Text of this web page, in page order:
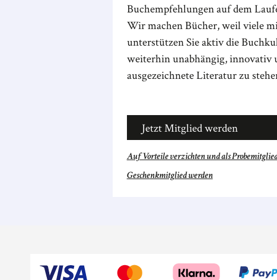
Buchempfehlungen auf dem
Wir machen Bücher, weil viele
unterstützen Sie aktiv die
weiterhin unabhängig, innovativ
ausgezeichnete Literatur zu
Jetzt Mitglied werden
Auf Vorteile verzichten und als
Geschenkmitglied werden